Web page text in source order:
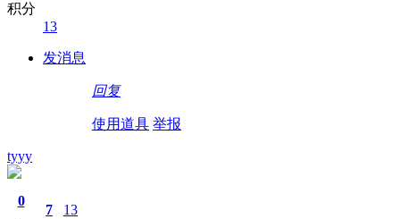
积分
13
发消息
回复
使用道具 举报
tyyy
0
7 13